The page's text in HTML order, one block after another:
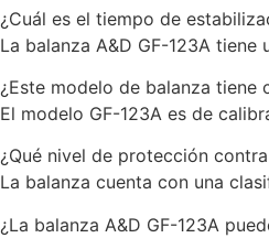
¿Cuál es el tiempo de
La balanza A&D GF-123A
¿Este modelo de balanza tiene
El modelo GF-123A es de
¿Qué nivel de protección
La balanza cuenta con una
¿La balanza A&D GF-123A